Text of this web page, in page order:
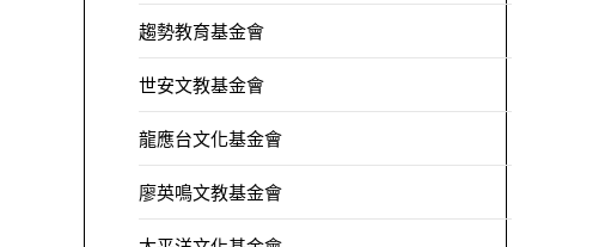
趨勢教育基金會
世安文教基金會
龍應台文化基金會
廖英鳴文教基金會